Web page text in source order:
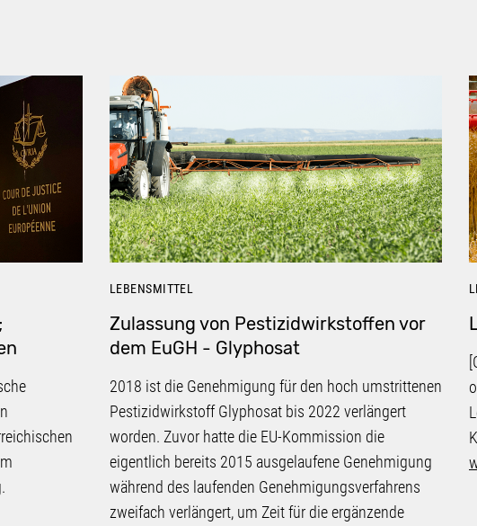
LEBENSMITTEL
Zulassung von Pestizidwirkstoffen vor
dem EuGH - Glyphosat
2018 ist die Genehmigung für den hoch umstrittenen
Pestizidwirkstoff Glyphosat bis 2022 verlängert
worden. Zuvor hatte die EU-Kommission die
eigentlich bereits 2015 ausgelaufene Genehmigung
während des laufenden Genehmigungsverfahrens
zweifach verlängert, um Zeit für die ergänzende